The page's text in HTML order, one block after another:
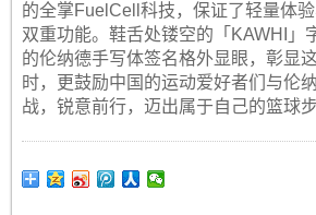
的全掌FuelCell科技，保证了轻量体
双重功能。鞋舌处镂空的「KAWHI」
的伦纳德手写体签名格外显眼，彰显
时，更鼓励中国的运动爱好者们与伦
战，锐意前行，迈出属于自己的篮球步